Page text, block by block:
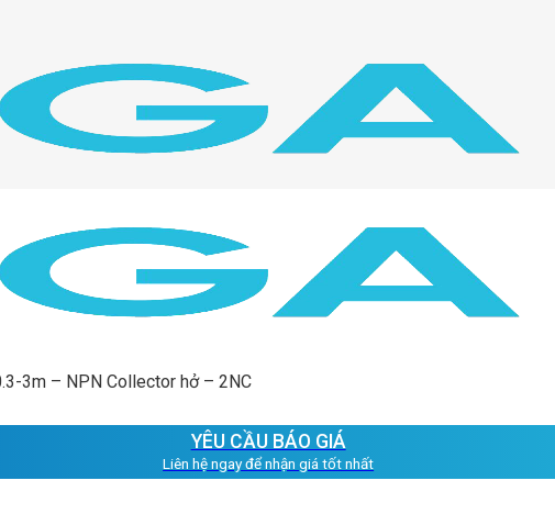
3m – NPN Collector hở – 2NC
YÊU CẦU BÁO GIÁ
Liên hệ ngay để nhận giá tốt nhất